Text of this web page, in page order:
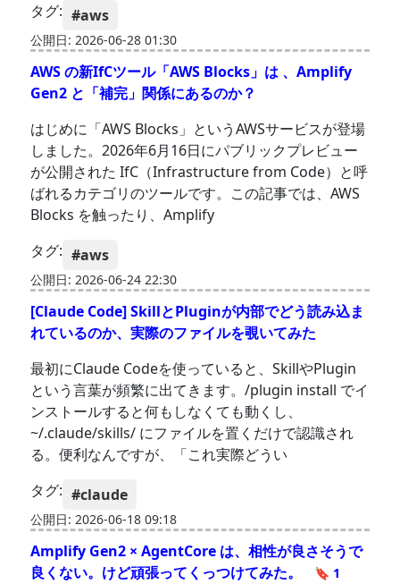
タグ: #aws
公開日: 2026-06-28 01:30
AWS の新IfCツール「AWS Blocks」は 、Amplify
Gen2 と「補完」関係にあるのか？
はじめに「AWS Blocks」というAWSサービスが登場
しました。2026年6月16日にパブリックプレビュー
が公開された IfC（Infrastructure from Code）と呼
ばれるカテゴリのツールです。この記事では、AWS
Blocks を触ったり、Amplify
タグ: #aws
公開日: 2026-06-24 22:30
[Claude Code] SkillとPluginが内部でどう読み込ま
れているのか、実際のファイルを覗いてみた
最初にClaude Codeを使っていると、SkillやPlugin
という言葉が頻繁に出てきます。/plugin install でイ
ンストールすると何もしなくても動くし、
~/.claude/skills/ にファイルを置くだけで認識され
る。便利なんですが、「これ実際どうい
タグ: #claude
公開日: 2026-06-18 09:18
Amplify Gen2 × AgentCore は、相性が良さそうで
良くない。けど頑張ってくっつけてみた。
🔖 1